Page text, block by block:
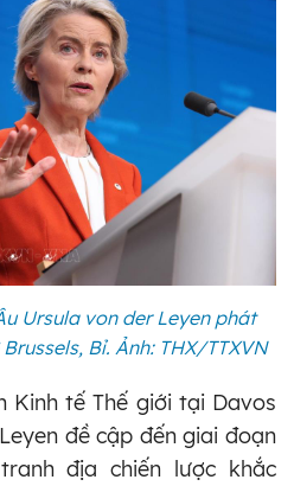
Ursula von der Leyen phát
Bỉ. Ảnh: THX/TTXVN
Kinh tế Thế giới tại Davos
đề cập đến giai đoạn
địa chiến lược khắc